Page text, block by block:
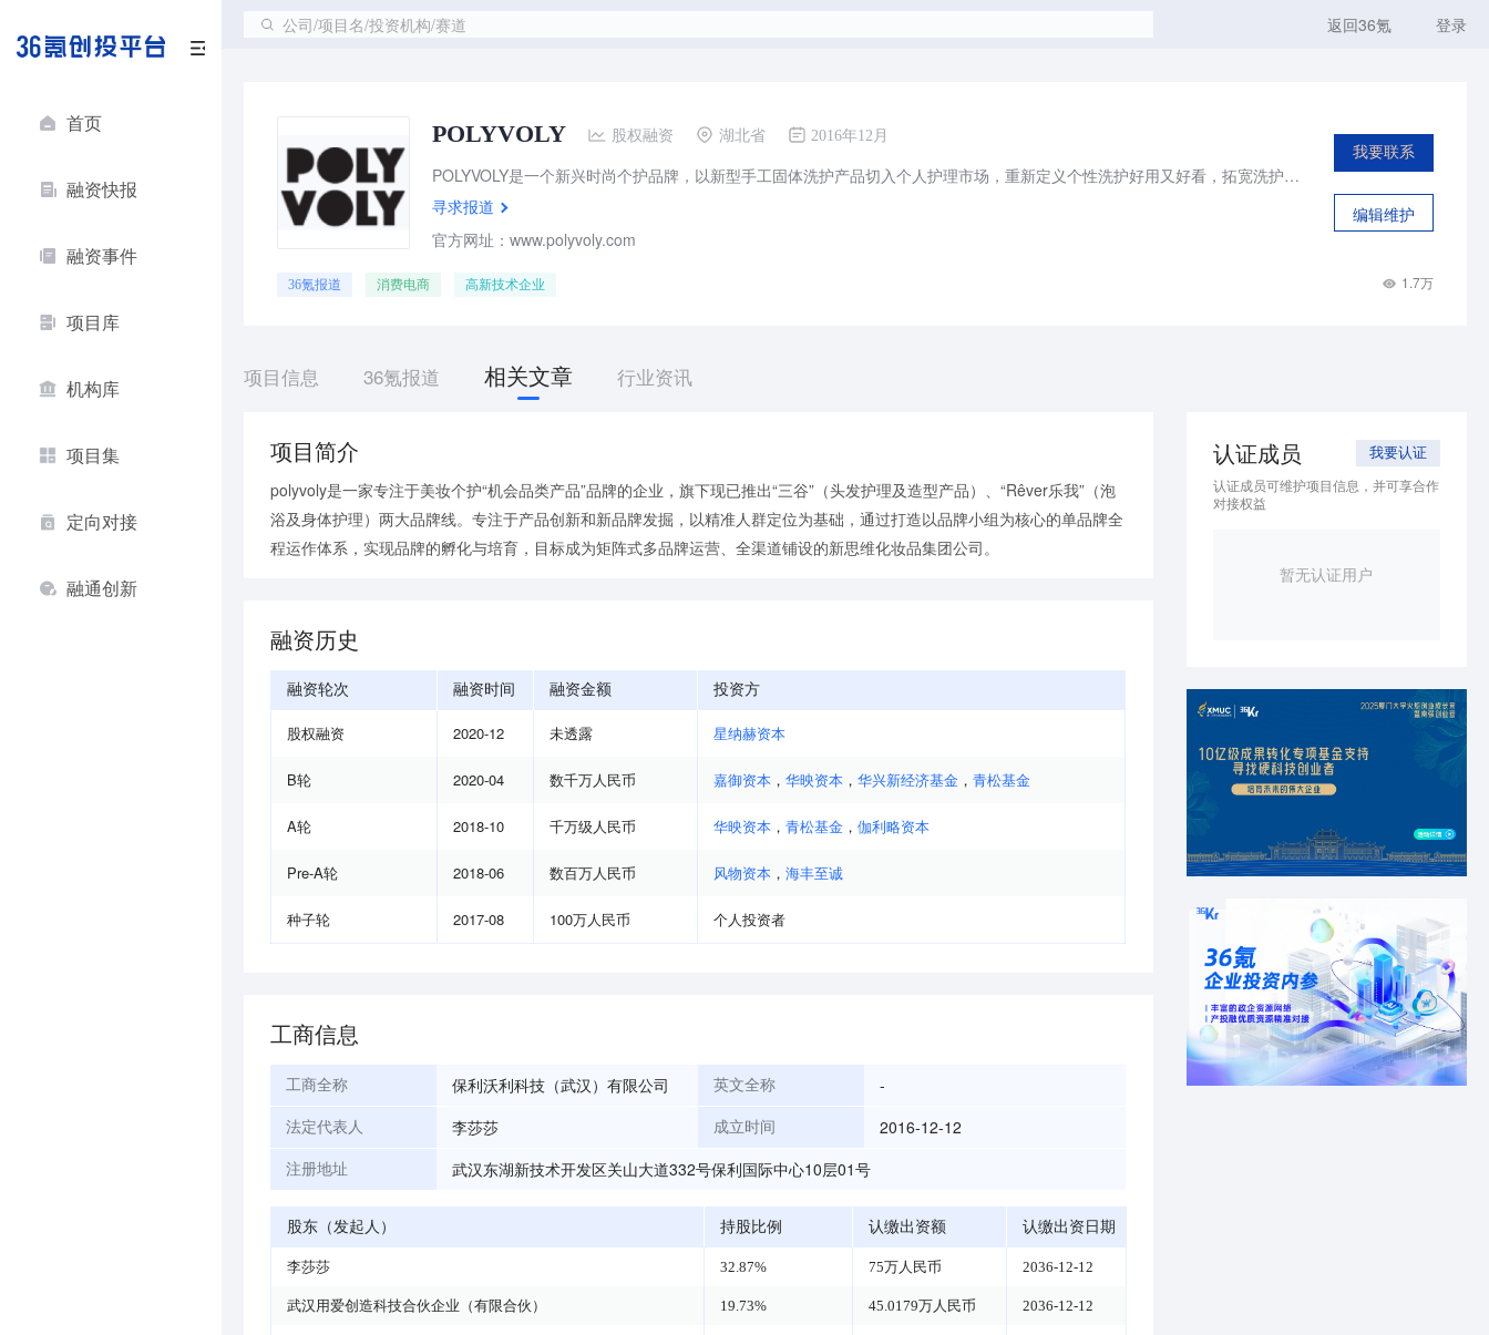
首页
融资快报
融资事件
项目库
机构库
项目集
定向对接
融通创新
公司/项目名/投资机构/赛道 返回36氪 登录
POLYVOLY 股权融资 湖北省 2016年12月
POLYVOLY是一个新兴时尚个护品牌，以新型手工固体洗护产品切入个人护理市场，重新定义个性洗护好用又好看，拓宽洗护类产品新疆界。POLYVOLY旗下拥有triptych of lune三谷和Rever两大颜值洗护/身体护理品牌。
寻求报道
官方网址：www.polyvoly.com
我要联系
编辑维护
36氪报道 消费电商 高新技术企业 1.7万
项目信息 36氪报道 相关文章 行业资讯
项目简介
polyvoly是⼀家专注于美妆个护“机会品类产品”品牌的企业，旗下现已推出“三⾕”（头发护理及造型产品）、“Rêver乐我”（泡
浴及身体护理）两⼤品牌线。专注于产品创新和新品牌发掘，以精准⼈群定位为基础，通过打造以品牌⼩组为核⼼的单品牌全
程运作体系，实现品牌的孵化与培育，⽬标成为矩阵式多品牌运营、全渠道铺设的新思维化妆品集团公司。
融资历史
融资轮次 融资时间 融资金额 投资方
股权融资 2020-12 未透露 星纳赫资本
B轮 2020-04 数千万人民币 嘉御资本 ， 华映资本 ， 华兴新经济基金 ， 青松基金
A轮 2018-10 千万级人民币 华映资本 ， 青松基金 ， 伽利略资本
Pre-A轮 2018-06 数百万人民币 风物资本 ， 海丰至诚
种子轮 2017-08 100万人民币 个人投资者
工商信息
工商全称 保利沃利科技（武汉）有限公司 英文全称 -
法定代表人 李莎莎 成立时间 2016-12-12
注册地址 武汉东湖新技术开发区关山大道332号保利国际中心10层01号
股东（发起人） 持股比例 认缴出资额 认缴出资日期
李莎莎 32.87% 75万人民币 2036-12-12
武汉用爱创造科技合伙企业（有限合伙） 19.73% 45.0179万人民币 2036-12-12
认证成员 我要认证
认证成员可维护项目信息，并可享合作
对接权益
暂无认证用户